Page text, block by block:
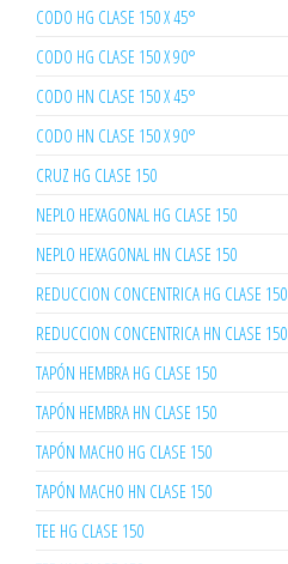
CODO HG CLASE 150 X 45°
CODO HG CLASE 150 X 90°
CODO HN CLASE 150 X 45°
CODO HN CLASE 150 X 90°
CRUZ HG CLASE 150
NEPLO HEXAGONAL HG CLASE 150
NEPLO HEXAGONAL HN CLASE 150
REDUCCION CONCENTRICA HG CLASE 150
REDUCCION CONCENTRICA HN CLASE 150
TAPÓN HEMBRA HG CLASE 150
TAPÓN HEMBRA HN CLASE 150
TAPÓN MACHO HG CLASE 150
TAPÓN MACHO HN CLASE 150
TEE HG CLASE 150